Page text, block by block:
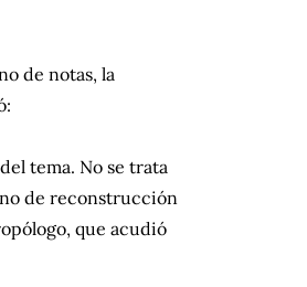
de notas, la
tema. No se trata
de reconstrucción
que acudió